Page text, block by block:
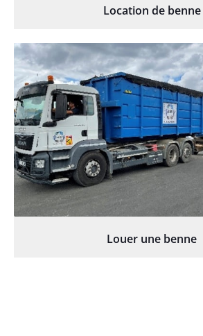
Location de benne
Louer une benne